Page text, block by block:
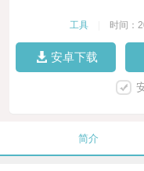
工具 时间：
安卓下载
简介